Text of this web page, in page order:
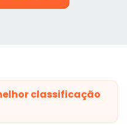
classificação